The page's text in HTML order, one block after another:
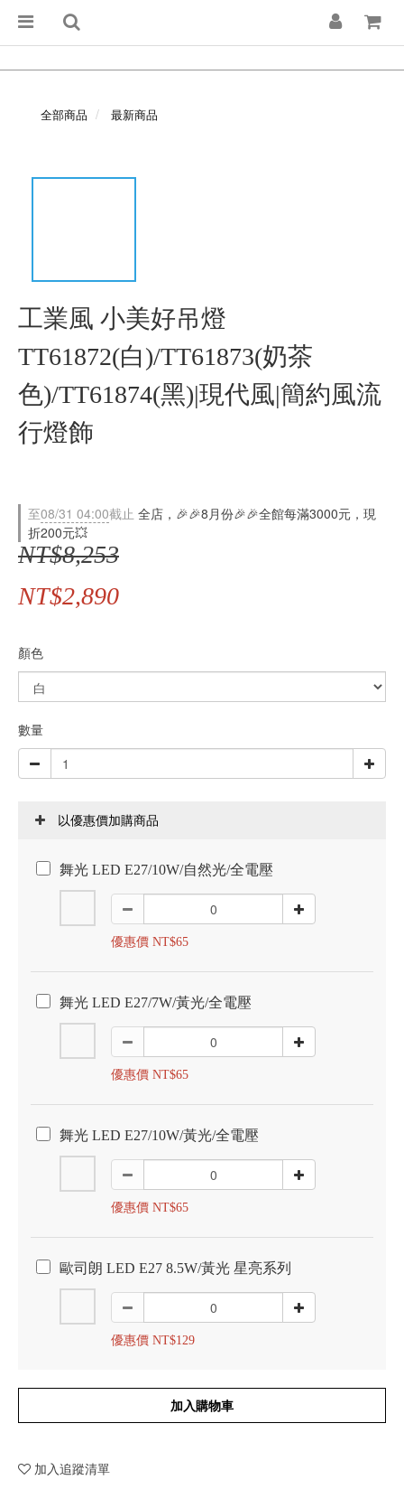
全部商品 最新商品
工業風 小美好吊燈
TT61872(白)/TT61873(奶茶
色)/TT61874(黑)|現代風|簡約風流
行燈飾
至08/31 04:00截止 全店，🎉🎉8月份🎉🎉全館每滿3000元，現
折200元💥
NT$8,253
NT$2,890
顏色
數量
以優惠價加購商品
舞光 LED E27/10W/自然光/全電壓
優惠價 NT$65
舞光 LED E27/7W/黃光/全電壓
優惠價 NT$65
舞光 LED E27/10W/黃光/全電壓
優惠價 NT$65
歐司朗 LED E27 8.5W/黃光 星亮系列
優惠價 NT$129
加入購物車
加入追蹤清單